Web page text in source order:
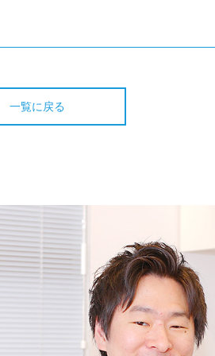
一覧に戻る